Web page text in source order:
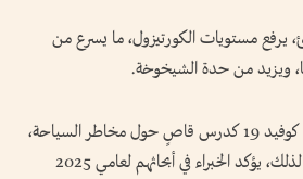
يرفع مستويات الكورتيزول، ما يسرع من
ويزيد من حدة الشيخوخة.
أشار الباحثون إلى تجربة جائحة كوفيد 19 كدرس قاصٍ حول مخاطر السياحة،
عندما تتحول لتهديد صحي. لذلك، يؤكد الخبراء في أبحاثهم لعامي 2025